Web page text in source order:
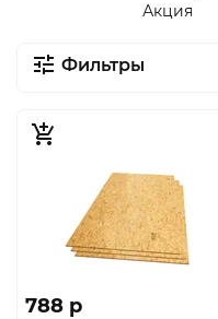
Акция
Фильтры
788 p